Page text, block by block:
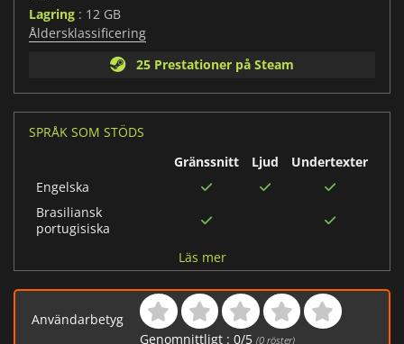
Lagring : 12 GB
Åldersklassificering
25 Prestationer på Steam
SPRÅK SOM STÖDS
Gränssnitt
Ljud
Undertexter
Engelska
Brasiliansk
portugisiska
Italienska
Läs mer
Användarbetyg
Genomnittligt : 0/5 (0röster)